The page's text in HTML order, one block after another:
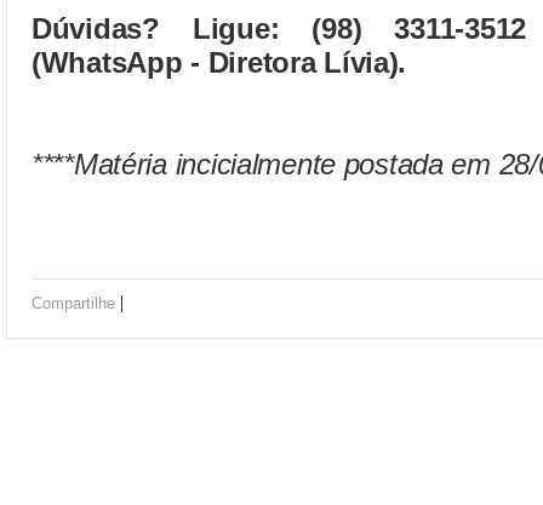
Dúvidas? Ligue: (98) 3311-
(WhatsApp - Diretora Lívia).
****Matéria incicialmente postada em
Compartilhe |